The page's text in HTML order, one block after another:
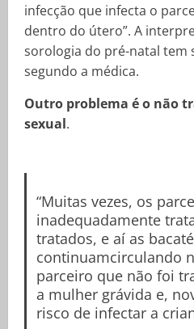
infecção que infecta o
dentro do útero”. A
sorologia do pré-natal tem
segundo a médica.
Outro problema é o não
sexual.
“Muitas vezes, os
inadequadamente
tratados, e aí as
continuamcirculando
parceiro que não foi
a mulher grávida e,
risco de infectar a